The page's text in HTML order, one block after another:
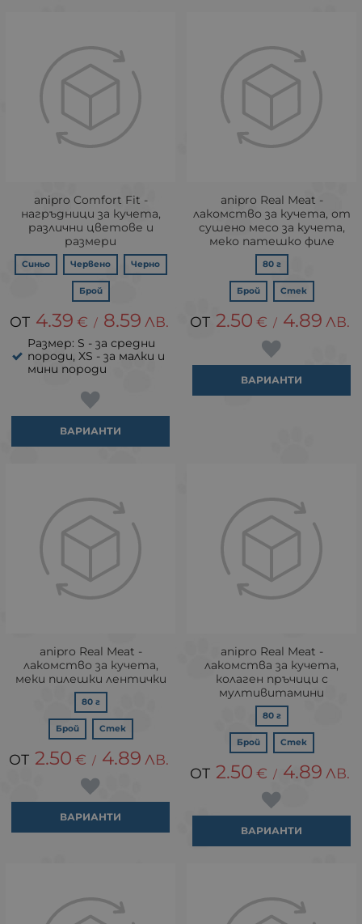
anipro Comfort Fit -
нагръдници за кучета,
различни цветове и
размери
Синьо Червено Черно
Брой
4.39 € / 8.59 ЛВ.
Размер: S - за средни
породи, XS - за малки и
мини породи
ВАРИАНТИ
anipro Real Мeat -
лакомство за кучета, от
сушено месо за кучета,
меко патешко филе
80 г
Брой Стек
2.50 € / 4.89 ЛВ.
ВАРИАНТИ
anipro Real Meat -
лакомство за кучета,
меки пилешки лентички
80 г
Брой Стек
2.50 € / 4.89 ЛВ.
ВАРИАНТИ
anipro Real Meat -
лакомства за кучета,
колаген пръчици с
мултивитамини
80 г
Брой Стек
2.50 € / 4.89 ЛВ.
ВАРИАНТИ